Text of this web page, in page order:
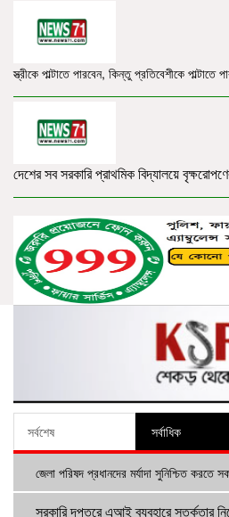
স্ত্রীকে পাল্টাতে পারবেন, কিন্তু প্রতিবেশীকে পাল্টাতে
দেশের সব সরকারি প্রাথমিক বিদ্যালয়ে
সর্বশেষ সর্বাধিক
জেলা পরিষদ প্রধানদের মর্যাদা সুনিশ্চিত করতে
সরকারি দপ্তরে এআই ব্যবহারে সতর্কতার